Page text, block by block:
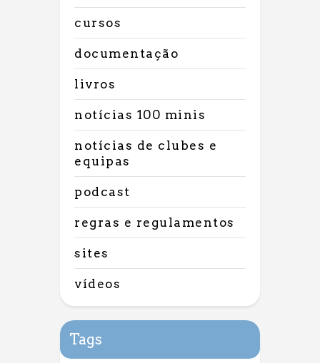
cursos
documentação
livros
notícias 100 minis
notícias de clubes e
equipas
podcast
regras e regulamentos
sites
vídeos
Tags